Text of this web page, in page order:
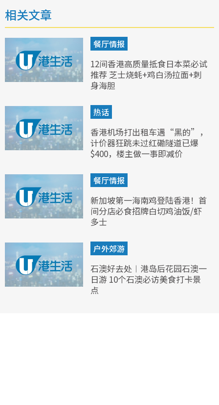
相关文章
餐厅情报
12间香港高质量抵食日本菜必试
推荐 芝士烧蚝+鸡白汤拉面+刺
身海胆
热话
香港机场打出租车遇“黑的”，
计价器狂跳未过红磡隧道已爆
$400，楼主做一事即减价
餐厅情报
新加坡第一海南鸡登陆香港！首
间分店必食招牌白切鸡油饭/虾
多士
户外郊游
石澳好去处︱港岛后花园石澳一
日游 10个石澳必访美食打卡景
点